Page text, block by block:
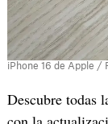
iPhone 16 de Apple /
Descubre todas